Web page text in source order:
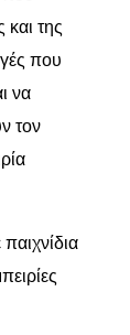
της
που
να
τον